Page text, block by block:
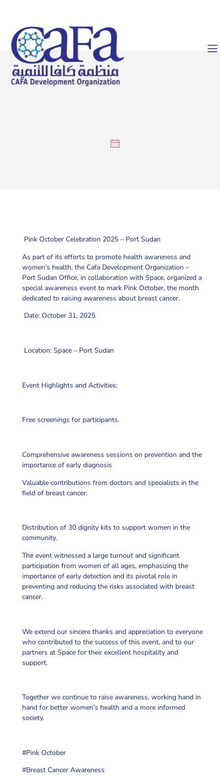
Pink October Celebration 2025 – Port Sudan
As part of its efforts to promote health awareness and
women’s health, the Cafa Development Organization –
Port Sudan Office, in collaboration with Space, organized a
special awareness event to mark Pink October, the month
dedicated to raising awareness about breast cancer.
Date: October 31, 2025
Location: Space – Port Sudan
Event Highlights and Activities:
Free screenings for participants.
Comprehensive awareness sessions on prevention and the
importance of early diagnosis
Valuable contributions from doctors and specialists in the
field of breast cancer.
Distribution of 30 dignity kits to support women in the
community.
The event witnessed a large turnout and significant
participation from women of all ages, emphasizing the
importance of early detection and its pivotal role in
preventing and reducing the risks associated with breast
cancer.
We extend our sincere thanks and appreciation to everyone
who contributed to the success of this event, and to our
partners at Space for their excellent hospitality and
support.
Together we continue to raise awareness, working hand in
hand for better women’s health and a more informed
society.
#Pink October
#Breast Cancer Awareness